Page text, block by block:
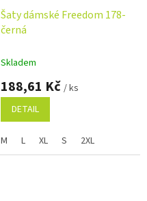
Šaty dámské Freedom 178-
černá
Skladem
188,61 Kč / ks
DETAIL
M L XL S 2XL